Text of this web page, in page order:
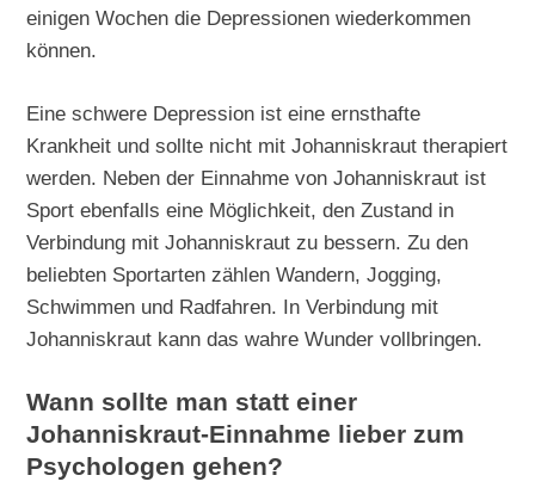
einigen Wochen die Depressionen wiederkommen
können.
Eine schwere Depression ist eine ernsthafte
Krankheit und sollte nicht mit Johanniskraut therapiert
werden. Neben der Einnahme von Johanniskraut ist
Sport ebenfalls eine Möglichkeit, den Zustand in
Verbindung mit Johanniskraut zu bessern. Zu den
beliebten Sportarten zählen Wandern, Jogging,
Schwimmen und Radfahren. In Verbindung mit
Johanniskraut kann das wahre Wunder vollbringen.
Wann sollte man statt einer
Johanniskraut-Einnahme lieber zum
Psychologen gehen?